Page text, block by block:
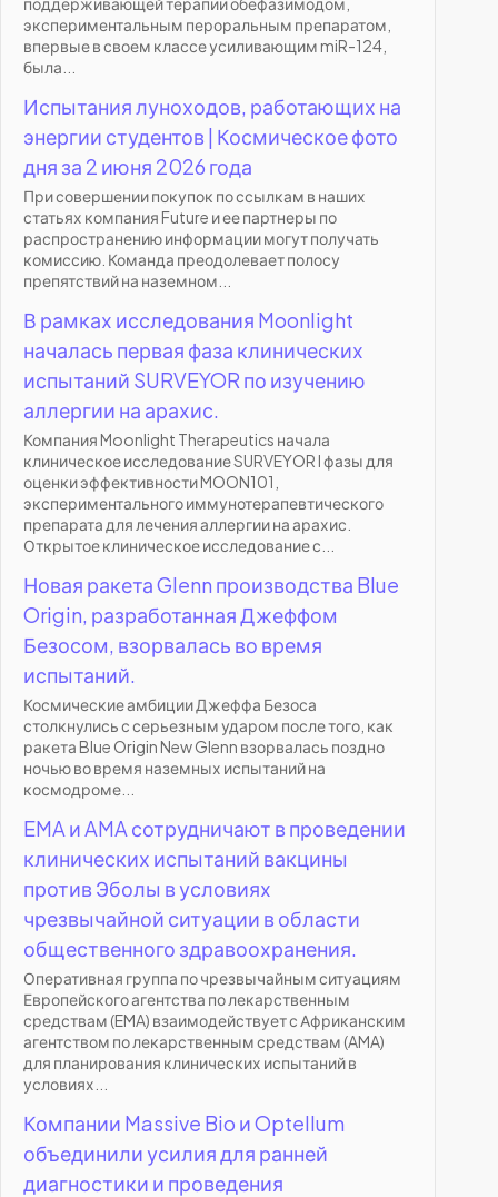
экспериментальным пероральным препаратом,
впервые в своем классе усиливающим miR-124,
была...
Испытания луноходов, работающих на
энергии студентов | Космическое фото
дня за 2 июня 2026 года
При совершении покупок по ссылкам в наших
статьях компания Future и ее партнеры по
распространению информации могут получать
комиссию. Команда преодолевает полосу
препятствий на наземном...
В рамках исследования Moonlight
началась первая фаза клинических
испытаний SURVEYOR по изучению
аллергии на арахис.
Компания Moonlight Therapeutics начала
клиническое исследование SURVEYOR I фазы для
оценки эффективности MOON101,
экспериментального иммунотерапевтического
препарата для лечения аллергии на арахис.
Открытое клиническое исследование с...
Новая ракета Glenn производства Blue
Origin, разработанная Джеффом
Безосом, взорвалась во время
испытаний.
Космические амбиции Джеффа Безоса
столкнулись с серьезным ударом после того, как
ракета Blue Origin New Glenn взорвалась поздно
ночью во время наземных испытаний на
космодроме...
EMA и AMA сотрудничают в проведении
клинических испытаний вакцины
против Эболы в условиях
чрезвычайной ситуации в области
общественного здравоохранения.
Оперативная группа по чрезвычайным ситуациям
Европейского агентства по лекарственным
средствам (EMA) взаимодействует с Африканским
агентством по лекарственным средствам (AMA)
для планирования клинических испытаний в
условиях...
Компании Massive Bio и Optellum
объединили усилия для ранней
диагностики и проведения